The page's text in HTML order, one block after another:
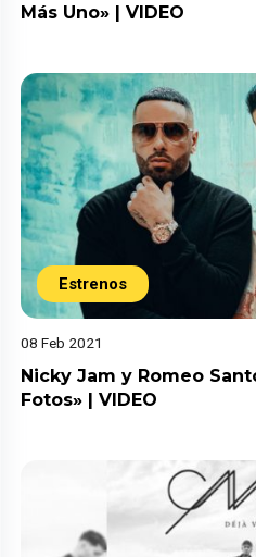
Más Uno» | VIDEO
Estrenos
08 Feb 2021
Nicky Jam y Romeo
Fotos» | VIDEO